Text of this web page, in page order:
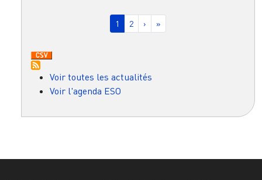
Page courante
1 Page
2 Page suivante
› Dernière page
»
Voir toutes les actualités
Voir l'agenda ESO